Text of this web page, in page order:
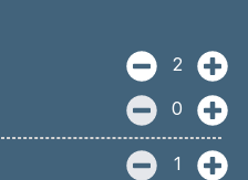
2
0
1